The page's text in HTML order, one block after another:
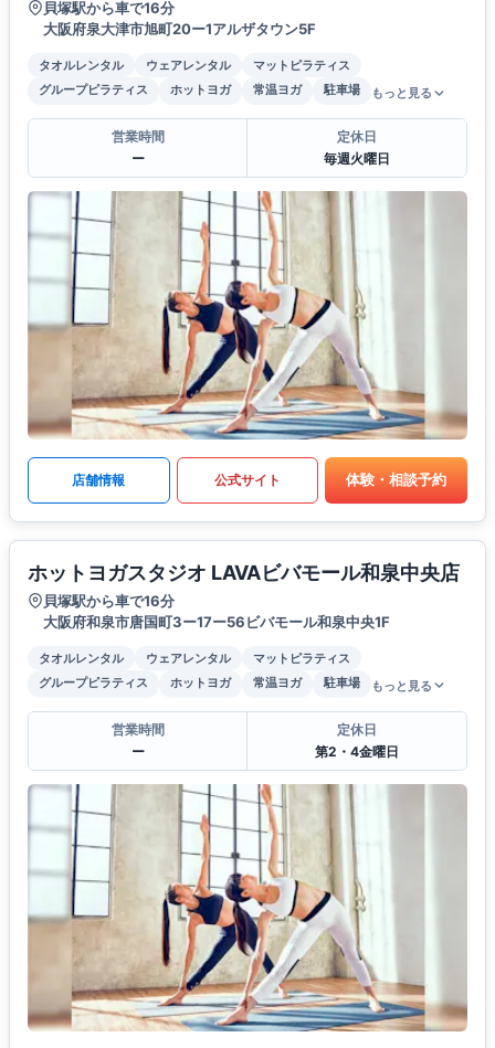
貝塚駅から車で16分
大阪府泉大津市旭町20ー1アルザタウン5F
タオルレンタル ウェアレンタル
マットピラティス
グループピラティス
ホットヨガ 常温ヨガ 駐車場 もっと見る
営業時間
ー
定休日
毎週火曜日
店舗情報 公式サイト 体験・相談予約
ホットヨガスタジオ LAVAビバモール和泉中央店
貝塚駅から車で16分
大阪府和泉市唐国町3ー17ー56ビバモール和泉中央1F
タオルレンタル ウェアレンタル
マットピラティス
グループピラティス
ホットヨガ 常温ヨガ 駐車場 もっと見る
営業時間
ー
定休日
第2・4金曜日